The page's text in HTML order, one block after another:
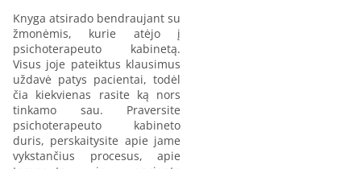
Knyga atsirado bendraujant su
žmonėmis, kurie atėjo į
psichoterapeuto kabinetą.
Visus joje pateiktus klausimus
uždavė patys pacientai, todėl
čia kiekvienas rasite ką nors
tinkamo sau. Praversite
psichoterapeuto kabineto
duris, perskaitysite apie jame
vykstančius procesus, apie